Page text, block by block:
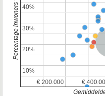
€ 200.000
€ 200.000 €
€
10%
10%
20%
20%
30%
30%
40%
40%